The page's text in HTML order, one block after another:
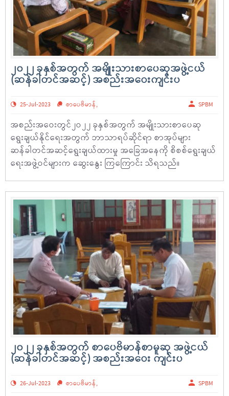
၂၀၂၂ ခုနှစ်အတွက် အမျိုးသားစာပေဆုအဖွဲ့ငယ်
(ဆန်ခါတင်အဆင့်) အစည်းအဝေးကျင်းပ
25-Jul-2023 စာပေဗိမာန်, SPBM
အစည်းအဝေးတွင်၂ဝ၂၂ ခုနှစ်အတွက် အမျိုးသားစာပေဆု
ရွေးချယ်နိုင်ရေးအတွက် ဘာသာရပ်ဆိုင်ရာ စာအုပ်များ
ဆန်ခါတင်အဆင့်ရွေးချယ်ထားမှု အခြေအနေကို စိစစ်ရွေးချယ်
ရေးအဖွဲ့ဝင်များက ဆွေးနွေး ကြကြောင်း သိရသည်။
၂၀၂၂ ခုနှစ်အတွက် စာပေဗိမာန်စာမူဆု အဖွဲ့ငယ်
(ဆန်ခါတင်အဆင့်) အစည်းအဝေး ကျင်းပ
26-Jul-2023 စာပေဗိမာန်, SPBM